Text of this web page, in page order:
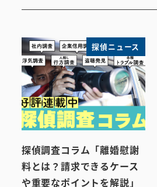
探偵ニュース
探偵調査コラム「離婚慰謝
料とは？請求できるケース
や重要なポイントを解説」